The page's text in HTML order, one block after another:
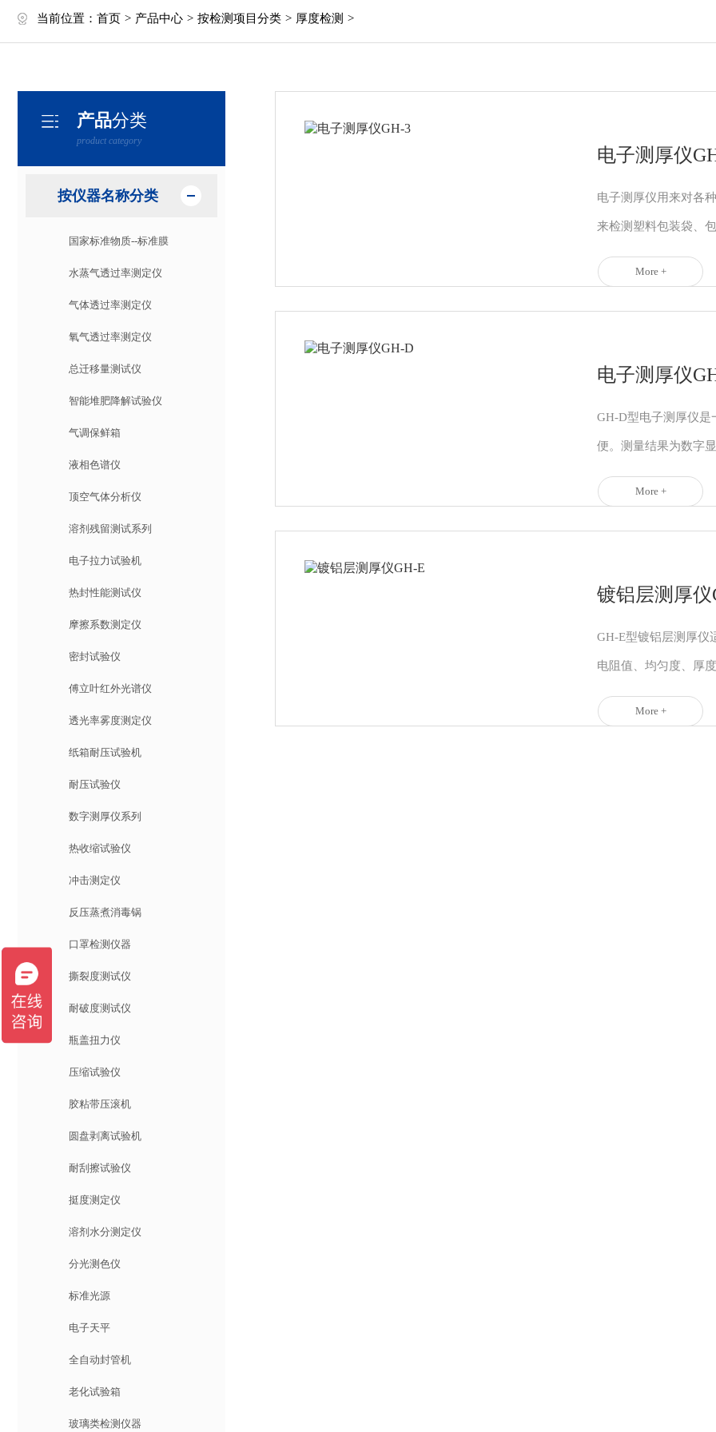
当前位置： 首页 > 产品中心 > 按检测项目分类 > 厚度检测 >
产品分类
product category
按仪器名称分类
国家标准物质--标准膜
水蒸气透过率测定仪
气体透过率测定仪
氧气透过率测定仪
总迁移量测试仪
智能堆肥降解试验仪
气调保鲜箱
液相色谱仪
顶空气体分析仪
溶剂残留测试系列
电子拉力试验机
热封性能测试仪
摩擦系数测定仪
密封试验仪
傅立叶红外光谱仪
透光率雾度测定仪
纸箱耐压试验机
耐压试验仪
数字测厚仪系列
热收缩试验仪
冲击测定仪
反压蒸煮消毒锅
口罩检测仪器
撕裂度测试仪
耐破度测试仪
瓶盖扭力仪
压缩试验仪
胶粘带压滚机
圆盘剥离试验机
耐刮擦试验仪
挺度测定仪
溶剂水分测定仪
分光测色仪
标准光源
电子天平
全自动封管机
老化试验箱
玻璃类检测仪器
电子测厚仪
电子测厚仪用来对各
来检测塑料包装袋、
More +
电子测厚仪
GH-D型电子测厚仪
便。测量结果为数字
More +
镀铝层测厚仪
GH-E型镀铝层测厚仪
电阻值、均匀度、厚
More +